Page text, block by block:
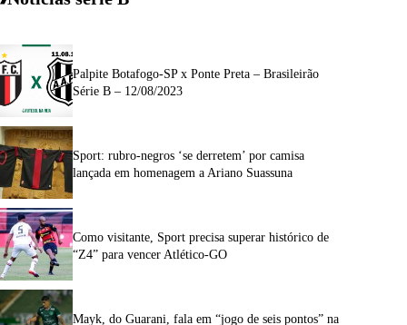
Palpite Botafogo-SP x Ponte Preta – Brasileirão
Série B – 12/08/2023
Sport: rubro-negros ‘se derretem’ por camisa
lançada em homenagem a Ariano Suassuna
Como visitante, Sport precisa superar histórico de
“Z4” para vencer Atlético-GO
Mayk, do Guarani, fala em “jogo de seis pontos” na